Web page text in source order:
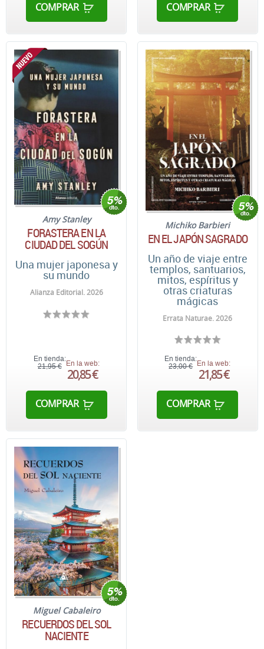
COMPRAR COMPRAR
Amy Stanley
FORASTERA EN LA
CIUDAD DEL SOGÚN
Una mujer japonesa y
su mundo
Alianza Editorial. 2026
En tienda:
21,95 € En la web:
20,85 €
COMPRAR
Michiko Barbieri
EN EL JAPÓN SAGRADO
Un año de viaje entre
templos, santuarios,
mitos, espíritus y
otras criaturas
mágicas
Errata Naturae. 2026
En tienda:
23,00 € En la web:
21,85 €
COMPRAR
Miguel Cabaleiro
RECUERDOS DEL SOL
NACIENTE